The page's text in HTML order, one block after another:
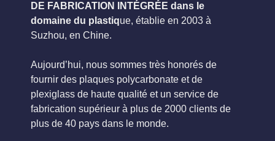
DE FABRICATION INTÉGRÉE dans le
domaine du plastique, établie en 2003 à
Suzhou, en Chine.
Aujourd’hui, nous sommes très honorés de
fournir des plaques polycarbonate et de
plexiglass de haute qualité et un service de
fabrication supérieur à plus de 2000 clients de
plus de 40 pays dans le monde.